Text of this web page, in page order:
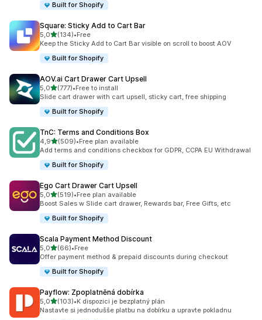
Built for Shopify
Square: Sticky Add to Cart Bar
5,0z 5 hvězd
(134)
Celkový počet recenzí: 134
•Free
Keep the Sticky Add to Cart Bar visible on scroll to boost AOV
Built for Shopify
AOV.ai Cart Drawer Cart Upsell
5,0z 5 hvězd
(777)
Celkový počet recenzí: 777
•Free to install
Slide cart drawer with cart upsell, sticky cart, free shipping
Built for Shopify
TnC: Terms and Conditions Box
4,9z 5 hvězd
(509)
Celkový počet recenzí: 509
•Free plan available
Add terms and conditions checkbox for GDPR, CCPA EU Withdrawal
Built for Shopify
Ego Cart Drawer Cart Upsell
5,0z 5 hvězd
(519)
Celkový počet recenzí: 519
•Free plan available
Boost Sales w Slide cart drawer, Rewards bar, Free Gifts, etc
Built for Shopify
Scala Payment Method Discount
5,0z 5 hvězd
(66)
Celkový počet recenzí: 66
•Free
Offer payment method & prepaid discounts during checkout
Built for Shopify
Payflow: Zpoplatněná dobírka
5,0z 5 hvězd
(103)
Celkový počet recenzí: 103
•K dispozici je bezplatný plán
Nastavte si jednodušše platbu na dobírku a upravte pokladnu